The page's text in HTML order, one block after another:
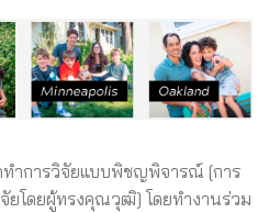
ทำการวิจัยแบบพิชญพิจารณ์ [การ
โดยผู้ทรงคุณวุฒิ] โดยทำงานร่วม